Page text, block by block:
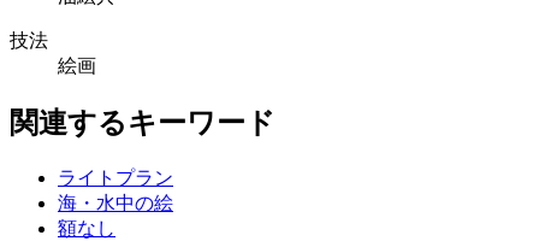
技法
絵画
関連するキーワード
ライトプラン
海・水中の絵
額なし